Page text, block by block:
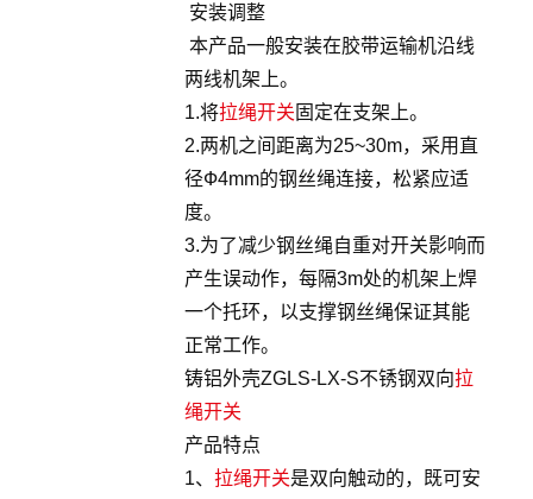
安装调整
本产品一般安装在胶带运输机沿线
两线机架上。
1.将拉绳开关 固定在支架上。
2.两机之间距离为25~30m，采用直
径Ф4mm的钢丝绳连接，松紧应适
度。
3.为了减少钢丝绳自重对开关影响而
产生误动作，每隔3m处的机架上焊
一个托环，以支撑钢丝绳保证其能
正常工作。
铸铝外壳ZGLS-LX-S不锈钢双向拉
绳开关
产品特点
1、 拉绳开关是双向触动的，既可安